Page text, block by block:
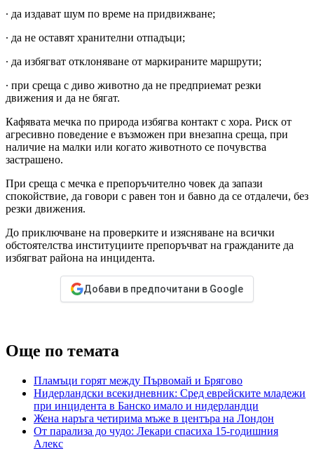
∙ да издават шум по време на придвижване;
∙ да не оставят хранителни отпадъци;
∙ да избягват отклоняване от маркираните маршрути;
∙ при среща с диво животно да не предприемат резки
движения и да не бягат.
Кафявата мечка по природа избягва контакт с хора. Риск от
агресивно поведение е възможен при внезапна среща, при
наличие на малки или когато животното се почувства
застрашено.
При среща с мечка е препоръчително човек да запази
спокойствие, да говори с равен тон и бавно да се отдалечи, без
резки движения.
До приключване на проверките и изясняване на всички
обстоятелства институциите препоръчват на гражданите да
избягват района на инцидента.
Добави в предпочитани в Google
Още по темата
Пламъци горят между Първомай и Брягово
Нидерландски всекидневник: Сред еврейските младежи
при инцидента в Банско имало и нидерландци
Жена наръга четирима мъже в центъра на Лондон
От парализа до чудо: Лекари спасиха 15-годишния
Алекс